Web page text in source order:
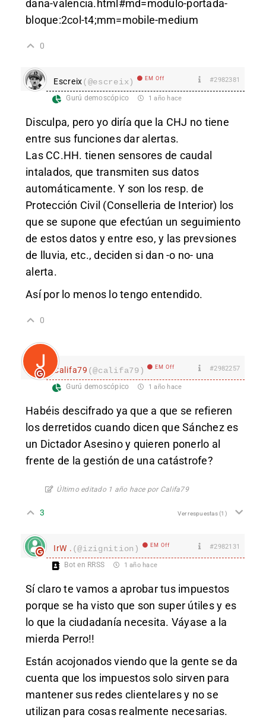
dana-valencia.html#md=modulo-portada-
bloque:2col-t4;mm=mobile-medium
0
Escreix(@escreix) EM Off #2982381
Gurú demoscópico 1 año hace
Disculpa, pero yo diría que la CHJ no tiene
entre sus funciones dar alertas.
Las CC.HH. tienen sensores de caudal
intalados, que transmiten sus datos
automáticamente. Y son los resp. de
Protección Civil (Conselleria de Interior) los
que se supone que efectúan un seguimiento
de estos datos y entre eso, y las prevsiones
de lluvia, etc., deciden si dan -o no- una
alerta.
Así por lo menos lo tengo entendido.
0
Califa79 (@califa79) EM Off #2982257
Gurú demoscópico 1 año hace
Habéis descifrado ya que a que se refieren
los derretidos cuando dicen que Sánchez es
un Dictador Asesino y quieren ponerlo al
frente de la gestión de una catástrofe?
Último editado 1 año hace por Califa79
3 Ver respuestas(1)
IrW . (@izignition) EM Off #2982131
Bot en RRSS 1 año hace
Sí claro te vamos a aprobar tus impuestos
porque se ha visto que son super útiles y es
lo que la ciudadanía necesita. Váyase a la
mierda Perro!!
Están acojonados viendo que la gente se da
cuenta que los impuestos solo sirven para
mantener sus redes clientelares y no se
utilizan para cosas realmente necesarias.